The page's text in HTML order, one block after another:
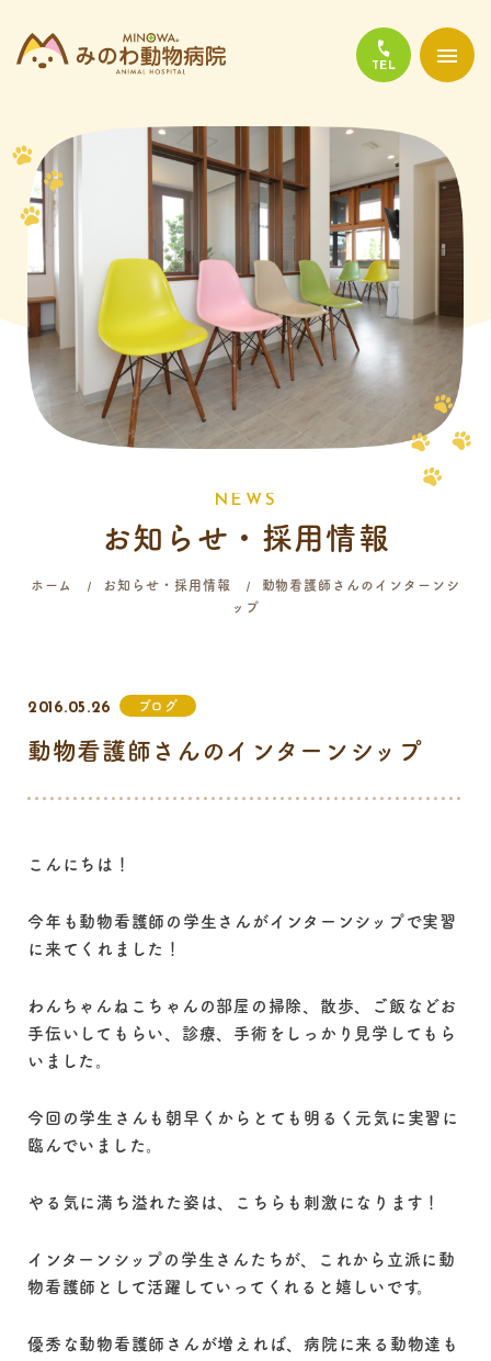
当院について
診療について
かかりやすい代表的な病気
よくある質問
058-214-4071
…火曜日終日・日曜日午前はご予約のみの診療となります。
N E W S
お知らせ・採用情報
ホーム お知らせ・採用情報
動物看護師さんのインターンシ
ップ
2016.05.26 ブログ
動物看護師さんのインターンシップ
こんにちは！
今年も動物看護師の学生さんがインターンシップで実習
に来てくれました！
わんちゃんねこちゃんの部屋の掃除、散歩、ご飯などお
手伝いしてもらい、診療、手術をしっかり見学してもら
いました。
今回の学生さんも朝早くからとても明るく元気に実習に
臨んでいました。
やる気に満ち溢れた姿は、こちらも刺激になります！
インターンシップの学生さんたちが、これから立派に動
物看護師として活躍していってくれると嬉しいです。
優秀な動物看護師さんが増えれば、病院に来る動物達も